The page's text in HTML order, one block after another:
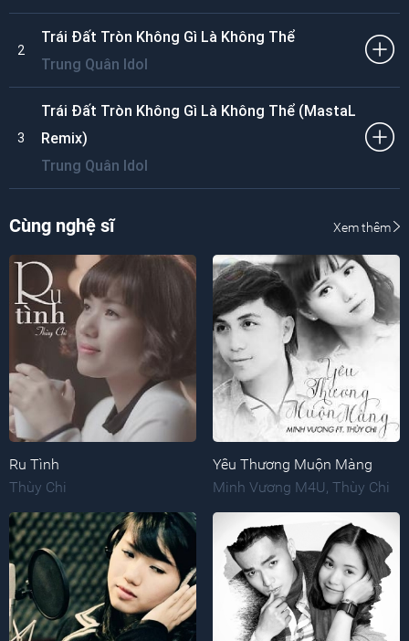
2
Trái Đất Tròn Không Gì Là Không Thể
Trung Quân Idol
3
Trái Đất Tròn Không Gì Là Không Thể (MastaL
Remix)
Trung Quân Idol
Cùng nghệ sĩ Xem thêm
Ru Tình
Thùy Chi
Yêu Thương Muộn Màng
Minh Vương M4U, Thùy Chi